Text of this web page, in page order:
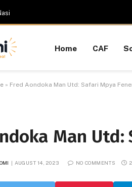
Home CAF
» Fred Aondoka Man Utd: Safari Mpya
Man
AUGUST 14, 2023 NO COMMENTS